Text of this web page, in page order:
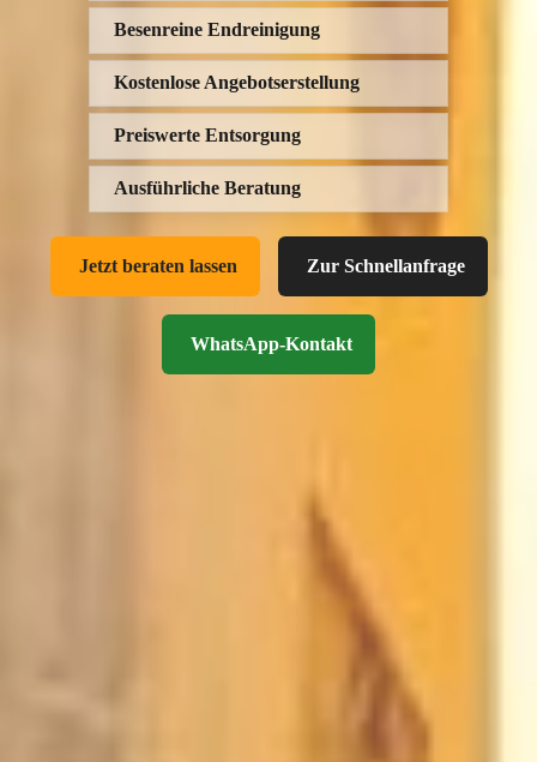
Besenreine Endreinigung
Kostenlose Angebotserstellung
Preiswerte Entsorgung
Ausführliche Beratung
Jetzt beraten lassen Zur Schnellanfrage
WhatsApp-Kontakt